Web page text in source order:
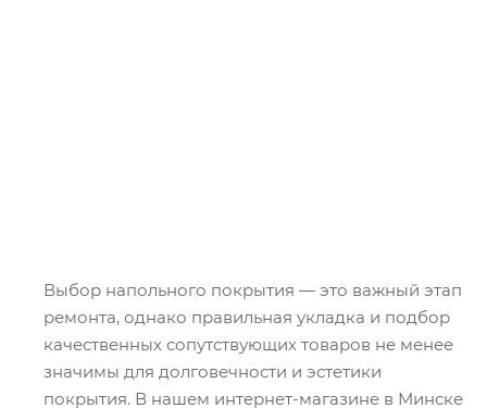
Выбор напольного покрытия — это важный этап
ремонта, однако правильная укладка и подбор
качественных сопутствующих товаров не менее
значимы для долговечности и эстетики
покрытия. В нашем интернет-магазине в Минске